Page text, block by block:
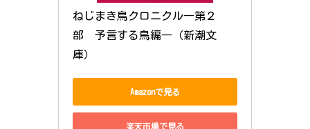
ねじまき鳥クロニクル―第２
部　予言する鳥編―（新潮文
庫）
Amazonで見る
楽天市場で見る